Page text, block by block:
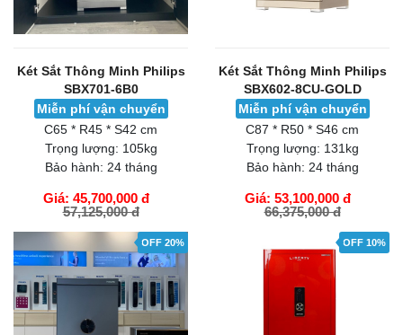
Két Sắt Thông Minh Philips
SBX701-6B0
Miễn phí vận chuyển
C65 * R45 * S42 cm
Trọng lượng: 105kg
Bảo hành: 24 tháng
Giá: 45,700,000 đ
57,125,000 đ
GIỎ HÀNG
Két Sắt Thông Minh Philips
SBX602-8CU-GOLD
Miễn phí vận chuyển
C87 * R50 * S46 cm
Trọng lượng: 131kg
Bảo hành: 24 tháng
Giá: 53,100,000 đ
66,375,000 đ
GIỎ HÀNG
OFF 20% OFF 10%